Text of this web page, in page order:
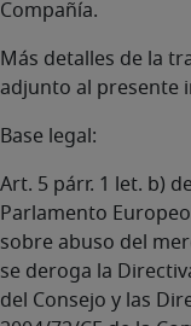
Compañía.
Más detalles de la
adjunto al presente
Base legal:
Art. 5 párr. 1 let. b)
Parlamento
sobre abuso del
se deroga la
del Consejo y las